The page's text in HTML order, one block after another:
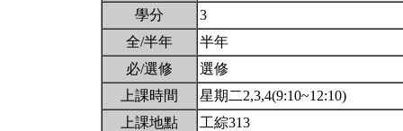
學分
3
全/半年
半年
必/選修
選修
上課時間
星期二2,3,4(9:10~12:10)
上課地點
工綜313